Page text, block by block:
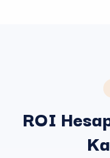
ROI